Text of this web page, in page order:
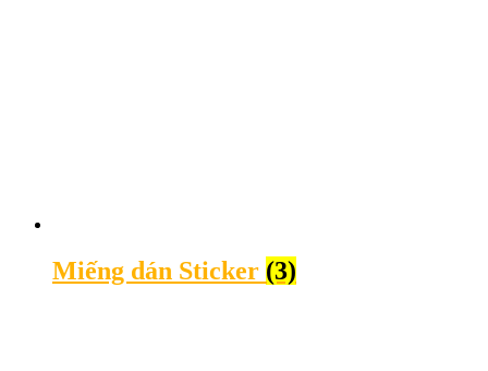
Miếng dán Sticker (3)